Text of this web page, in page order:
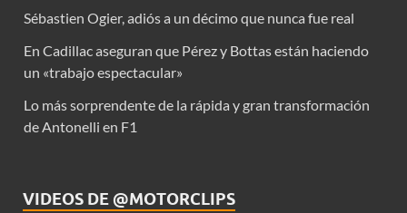
Sébastien Ogier, adiós a un décimo que nunca fue real
En Cadillac aseguran que Pérez y Bottas están haciendo
un «trabajo espectacular»
Lo más sorprendente de la rápida y gran transformación
de Antonelli en F1
VIDEOS DE @MOTORCLIPS